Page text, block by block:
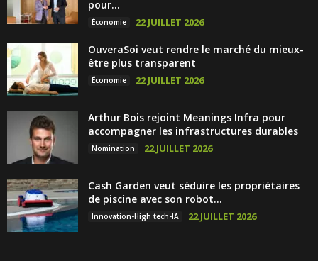
pour...
Économie 22 JUILLET 2026
OuveraSoi veut rendre le marché du mieux-
être plus transparent
Économie 22 JUILLET 2026
Arthur Bois rejoint Meanings Infra pour
accompagner les infrastructures durables
Nomination 22 JUILLET 2026
Cash Garden veut séduire les propriétaires
de piscine avec son robot...
Innovation-High tech-IA 22 JUILLET 2026